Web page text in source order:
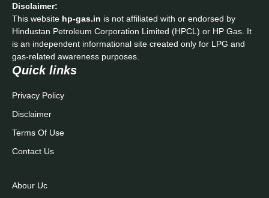
Disclaimer:
This website hp-gas.in is not affiliated with or endorsed by
Hindustan Petroleum Corporation Limited (HPCL) or HP Gas. It
is an independent informational site created only for LPG and
gas-related awareness purposes.
Quick links
Privacy Policy
Disclaimer
Terms Of Use
Contact Us
Abour Uc